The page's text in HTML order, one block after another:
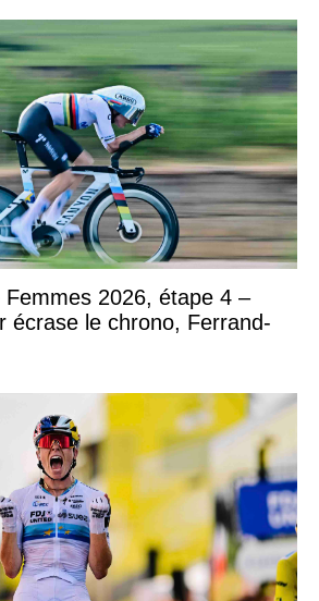
Femmes 2026, étape 4 –
écrase le chrono, Ferrand-